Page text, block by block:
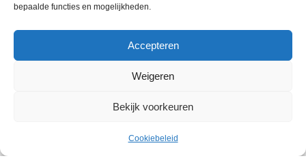
bepaalde functies en mogelijkheden.
Accepteren
Weigeren
Bekijk voorkeuren
Cookiebeleid
Contact met onze inkoop